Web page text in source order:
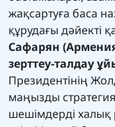
жақсартуға баса
құрудағы дәйекті
Сафарян
зерттеу-талдау
Президентінің
маңызды
шешімдерді